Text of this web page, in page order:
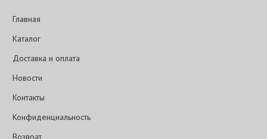
Главная
Каталог
Доставка и оплата
Новости
Контакты
Конфиденциальность
Возврат